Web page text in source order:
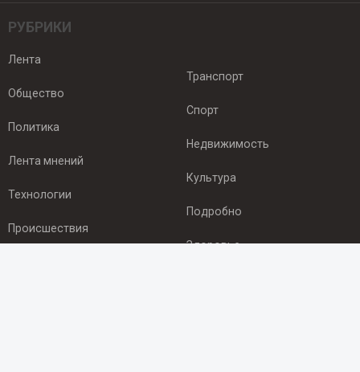
РУБРИКИ
Лента
Общество
Политика
Лента мнений
Технологии
Происшествия
Транспорт
Спорт
Недвижимость
Культура
Подробно
Здоровье